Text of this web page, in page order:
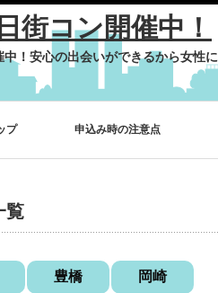
街コン開催中！
！安心の出会いができるから女性に
プ 申込み時の注意点
覧
豊橋 岡崎